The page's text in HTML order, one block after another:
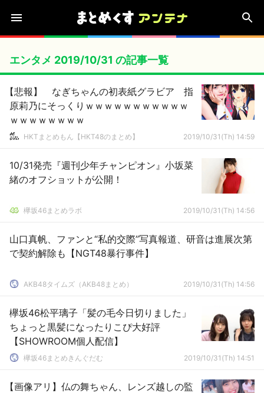
エンタメ 2019/10/31 の記事一覧
【悲報】 なぎちゃんの初表紙グラビア 指
原莉乃にそっくりｗｗｗｗｗｗｗｗｗｗｗ
ｗｗｗｗｗｗｗｗ
HKTまとめもん【HKT48のまとめ】 2019/10/31(Th) 14:59
10/31発売『週刊少年チャンピオン』小坂菜
緒のオフショットが公開！
欅坂46まとめラボ 2019/10/31(Th) 14:56
山口真帆、ファンと“私的交際”写真報道、研音は進展次第
で契約解除も【NGT48暴行事件】
AKB48タイムズ（AKB48まとめ） 2019/10/31(Th) 14:56
欅坂46松平璃子「髪の毛今日切りました」
ちょっと黒髪になったりこぴ大好評
【SHOWROOM個人配信】
欅坂46まとめきんぐだむ 2019/10/31(Th) 14:51
【画像アリ】仏の舞ちゃん、レンズ越しの監